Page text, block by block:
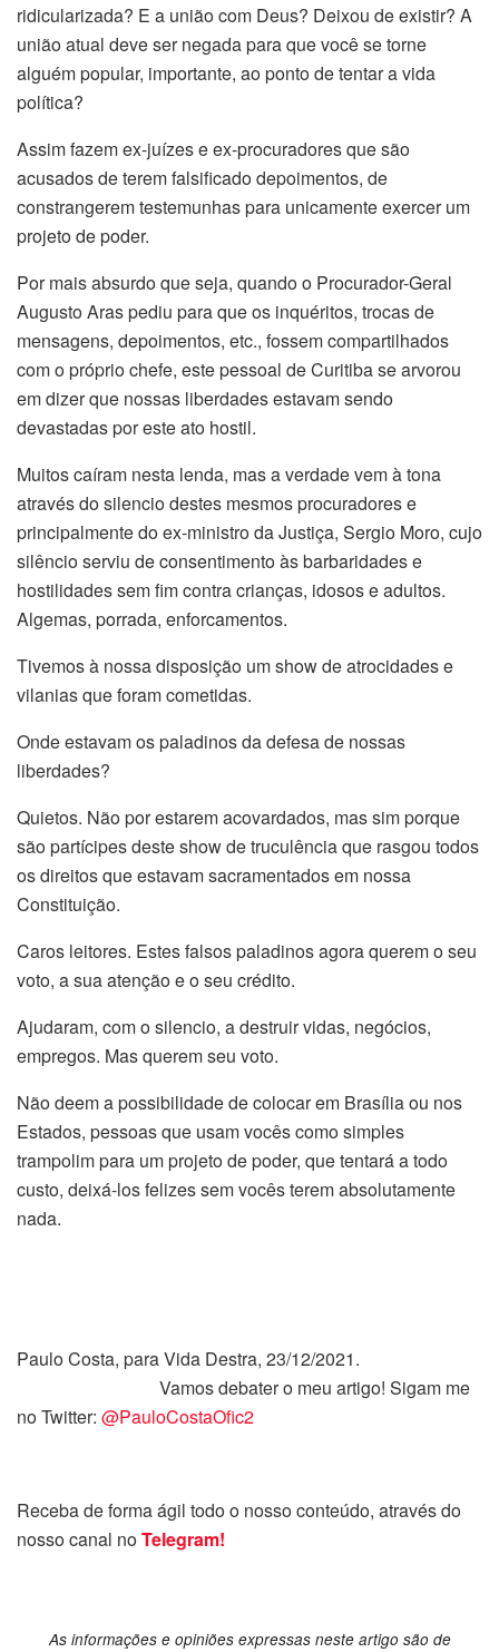
ridicularizada? E a união com Deus? Deixou de existir? A
união atual deve ser negada para que você se torne
alguém popular, importante, ao ponto de tentar a vida
política?
Assim fazem ex-juízes e ex-procuradores que são
acusados de terem falsificado depoimentos, de
constrangerem testemunhas para unicamente exercer um
projeto de poder.
Por mais absurdo que seja, quando o Procurador-Geral
Augusto Aras pediu para que os inquéritos, trocas de
mensagens, depoimentos, etc., fossem compartilhados
com o próprio chefe, este pessoal de Curitiba se arvorou
em dizer que nossas liberdades estavam sendo
devastadas por este ato hostil.
Muitos caíram nesta lenda, mas a verdade vem à tona
através do silencio destes mesmos procuradores e
principalmente do ex-ministro da Justiça, Sergio Moro, cujo
silêncio serviu de consentimento às barbaridades e
hostilidades sem fim contra crianças, idosos e adultos.
Algemas, porrada, enforcamentos.
Tivemos à nossa disposição um show de atrocidades e
vilanias que foram cometidas.
Onde estavam os paladinos da defesa de nossas
liberdades?
Quietos. Não por estarem acovardados, mas sim porque
são partícipes deste show de truculência que rasgou todos
os direitos que estavam sacramentados em nossa
Constituição.
Caros leitores. Estes falsos paladinos agora querem o seu
voto, a sua atenção e o seu crédito.
Ajudaram, com o silencio, a destruir vidas, negócios,
empregos. Mas querem seu voto.
Não deem a possibilidade de colocar em Brasília ou nos
Estados, pessoas que usam vocês como simples
trampolim para um projeto de poder, que tentará a todo
custo, deixá-los felizes sem vocês terem absolutamente
nada.
Paulo Costa, para Vida Destra, 23/12/2021.
Vamos debater o meu artigo! Sigam me
no Twitter: @PauloCostaOfic2
Receba de forma ágil todo o nosso conteúdo, através do
nosso canal noTelegram!
As informações e opiniões expressas neste artigo são de